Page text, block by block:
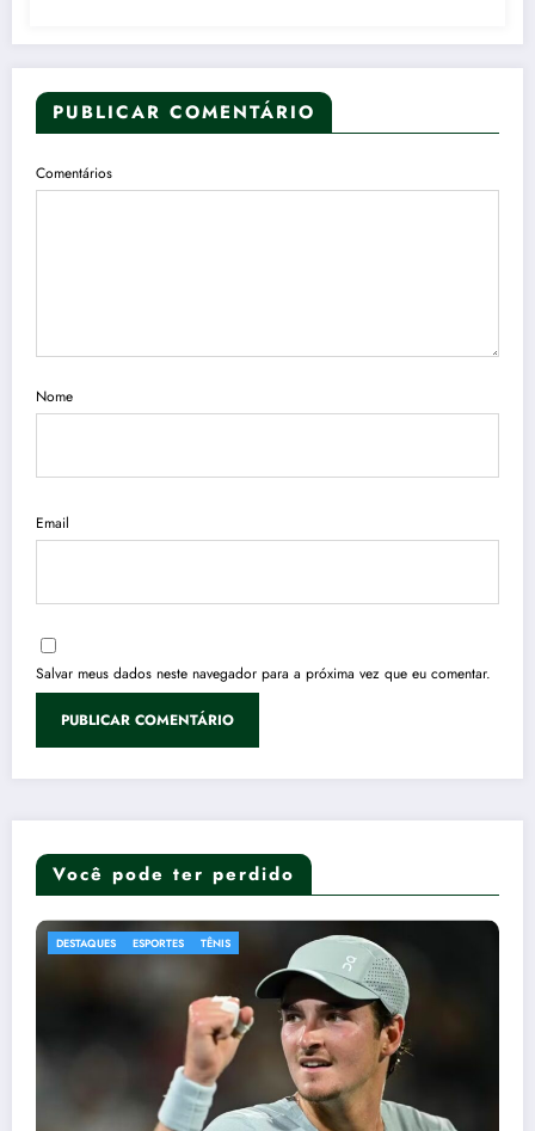
PUBLICAR COMENTÁRIO
Comentários
Nome
Email
Salvar meus dados neste navegador para a próxima vez que eu comentar.
Você pode ter perdido
DESTAQUES ELEIÇÕES 2026 POLÍTICA